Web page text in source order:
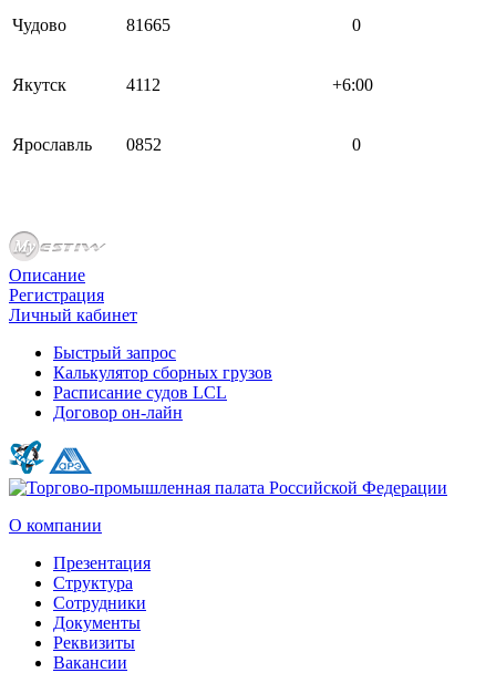
Чудово 81665 0
Якутск 4112 +6:00
Ярославль 0852 0
Описание
Регистрация
Личный кабинет
Быстрый запрос
Калькулятор сборных грузов
Расписание судов LCL
Договор он-лайн
О компании
Презентация
Структура
Сотрудники
Документы
Реквизиты
Вакансии